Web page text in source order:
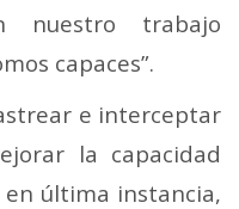
nuestro trabajo
capaces”.
e interceptar
la capacidad
en última instancia,